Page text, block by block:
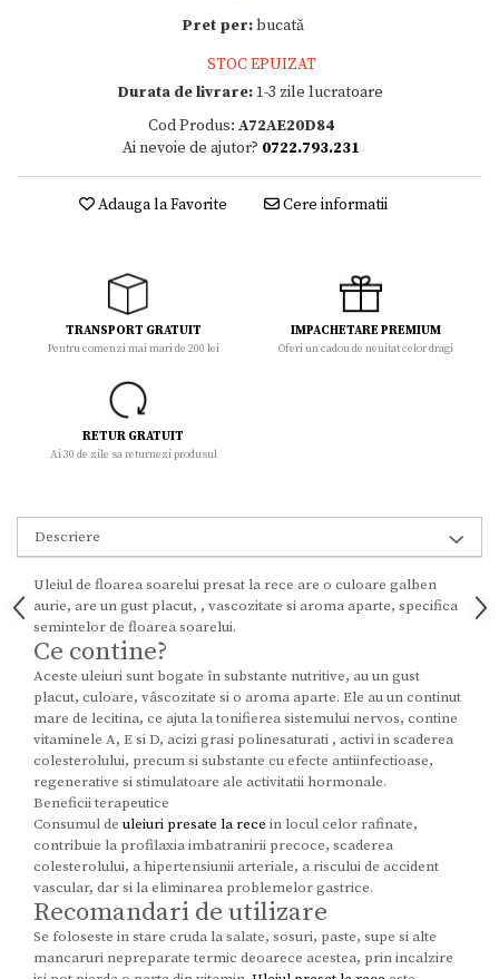
Pret per:bucată
STOC EPUIZAT
Durata de livrare:1-3 zile lucratoare
Cod Produs: A72AE20D84
Ai nevoie de ajutor? 0722.793.231
Adauga la Favorite Cere informatii
TRANSPORT GRATUIT
Pentru comenzi mai mari de 200 lei
IMPACHETARE PREMIUM
Oferi un cadou de neuitat celor dragi
RETUR GRATUIT
Ai 30 de zile sa returnezi produsul
Descriere
Uleiul de floarea soarelui presat la rece are o culoare galben
aurie, are un gust placut, , vascozitate si aroma aparte, specifica
semintelor de floarea soarelui.
Ce contine?
Aceste uleiuri sunt bogate în substante nutritive, au un gust
placut, culoare, vâscozitate si o aroma aparte. Ele au un continut
mare de lecitina, ce ajuta la tonifierea sistemului nervos, contine
vitaminele A, E si D, acizi grasi polinesaturati , activi in scaderea
colesterolului, precum si substante cu efecte antiinfectioase,
regenerative si stimulatoare ale activitatii hormonale.
Beneficii terapeutice
Consumul de uleiuri presate la rece in locul celor rafinate,
contribuie la profilaxia imbatranirii precoce, scaderea
colesterolului, a hipertensiunii arteriale, a riscului de accident
vascular, dar si la eliminarea problemelor gastrice.
Recomandari de utilizare
Se foloseste in stare cruda la salate, sosuri, paste, supe si alte
mancaruri nepreparate termic deoarece acestea, prin incalzire